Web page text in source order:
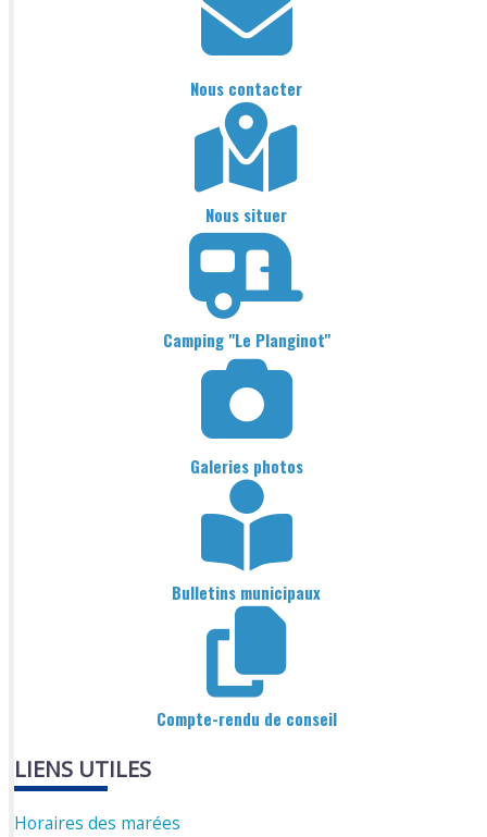
Nous contacter
Nous situer
Camping "Le Planginot"
Galeries photos
Bulletins municipaux
Compte-rendu de conseil
LIENS UTILES
Horaires des marées